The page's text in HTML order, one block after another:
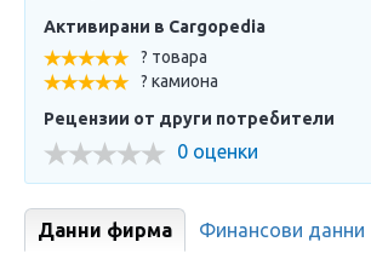
Активирани в Cargopedia
? товара
? камиона
Рецензии от други потребители
0 оценки
Данни фирма Финансови данни